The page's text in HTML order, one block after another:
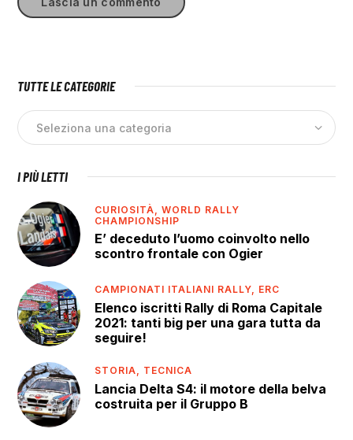
TUTTE LE CATEGORIE
I PIÙ LETTI
CURIOSITÀ,WORLD RALLY
CHAMPIONSHIP
E’ deceduto l’uomo coinvolto nello
scontro frontale con Ogier
CAMPIONATI ITALIANI RALLY, ERC
Elenco iscritti Rally di Roma Capitale
2021: tanti big per una gara tutta da
seguire!
STORIA, TECNICA
Lancia Delta S4: il motore della belva
costruita per il Gruppo B